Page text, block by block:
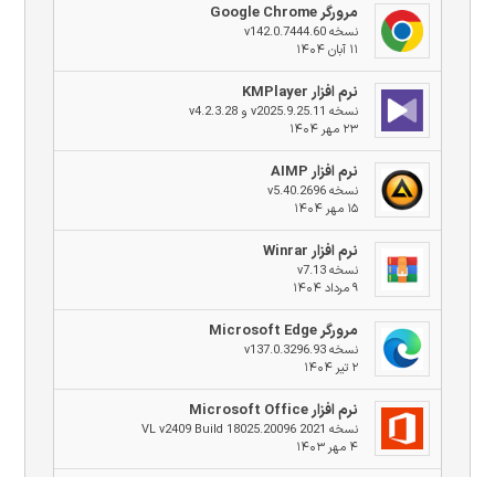
مرورگر Google Chrome
نسخه v142.0.7444.60
۱۱ آبان ۱۴۰۴
نرم افزار KMPlayer
نسخه v2025.9.25.11 و v4.2.3.28
۲۳ مهر ۱۴۰۴
نرم افزار AIMP
نسخه v5.40.2696
۱۵ مهر ۱۴۰۴
نرم افزار Winrar
نسخه v7.13
۹ مرداد ۱۴۰۴
مرورگر Microsoft Edge
نسخه v137.0.3296.93
۲ تیر ۱۴۰۴
نرم افزار Microsoft Office
نسخه 2021 VL v2409 Build 18025.20096
۴ مهر ۱۴۰۳